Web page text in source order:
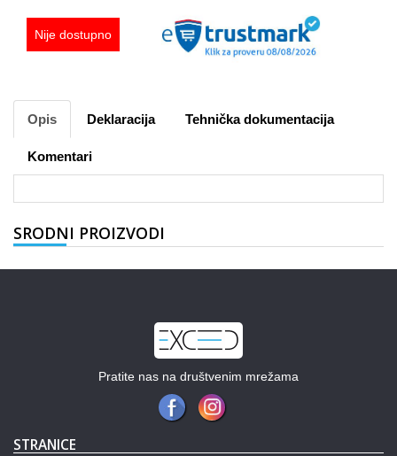
Nije dostupno
Opis Deklaracija Tehnička dokumentacija
Komentari
SRODNI PROIZVODI
Pratite nas na društvenim mrežama
STRANICE